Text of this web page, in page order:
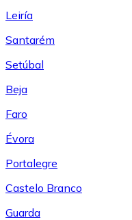
Leiría
Santarém
Setúbal
Beja
Faro
Évora
Portalegre
Castelo Branco
Guarda